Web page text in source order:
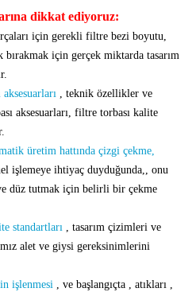
dikkat ediyoruz:
için gerekli filtre bezi boyutu,
için gerçek miktarda tasarım
, teknik özellikler ve
aksesuarları, filtre torbası kalite
üretim hattında çizgi çekme,
işlemeye ihtiyaç duyduğunda,, onu
düz tutmak için belirli bir çekme
standartları , tasarım çizimleri ve
alet ve giysi gereksinimlerini
işlenmesi , ve başlangıçta , atıkları ,